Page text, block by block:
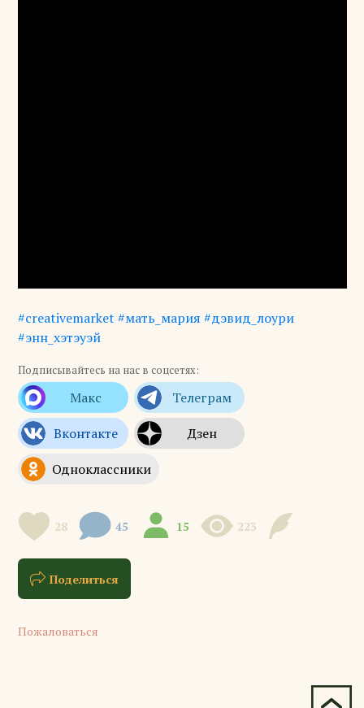
#creativemarket #мать_мария #дэвид_лоури
#энн_хэтэуэй
Подписывайтесь на нас в соцсетях:
28 45 15 223
Поделиться
Пожаловаться